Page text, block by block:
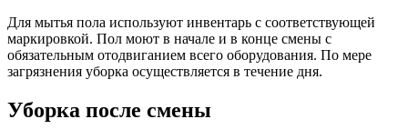
Для мытья пола используют инвентарь с соответствующей
маркировкой. Пол моют в начале и в конце смены с
обязательным отодвиганием всего оборудования. По мере
загрязнения уборка осуществляется в течение дня.
Уборка после смены